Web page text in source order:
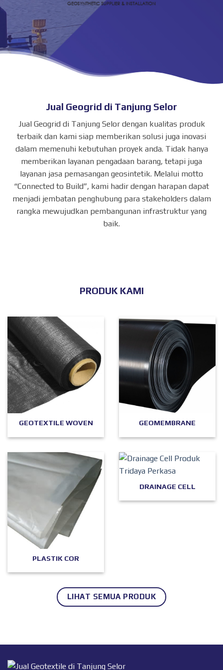
Jual Geogrid di Tanjung Selor
Jual Geogrid di Tanjung Selor dengan kualitas produk
terbaik dan kami siap memberikan solusi juga inovasi
dalam memenuhi kebutuhan proyek anda. Tidak hanya
memberikan layanan pengadaan barang, tetapi juga
layanan jasa pemasangan geosintetik. Melalui motto
“Connected to Build”, kami hadir dengan harapan dapat
menjadi jembatan penghubung para stakeholders dalam
rangka mewujudkan pembangunan infrastruktur yang
baik.
PRODUK KAMI
GEOTEXTILE WOVEN GEOMEMBRANE
PLASTIK COR
DRAINAGE CELL
LIHAT SEMUA PRODUK